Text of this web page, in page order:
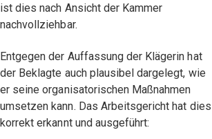
ist dies nach Ansicht der Kammer
nachvollziehbar.
Entgegen der Auffassung der Klägerin hat
der Beklagte auch plausibel dargelegt, wie
er seine organisatorischen Maßnahmen
umsetzen kann. Das Arbeitsgericht hat dies
korrekt erkannt und ausgeführt: